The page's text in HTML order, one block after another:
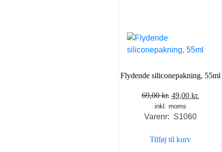
Flydende siliconepakning, 55ml
69,00kr. Den
oprindelige
pris
69,00 kr..
49,00 kr.Den
inkl. moms
Varenr: S1060
Tilføj til kurv